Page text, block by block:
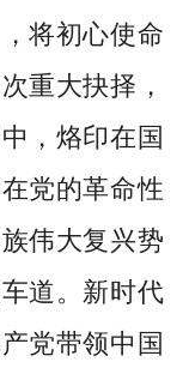
将初心使命
重大抉择，
，烙印在国
党的革命性
伟大复兴势
道。新时代
党带领中国